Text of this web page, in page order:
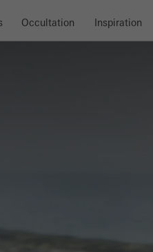
Occultation Inspiration